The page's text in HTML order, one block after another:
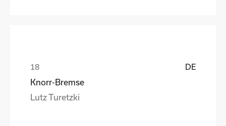
DE
Knorr-Bremse
Lutz Turetzki